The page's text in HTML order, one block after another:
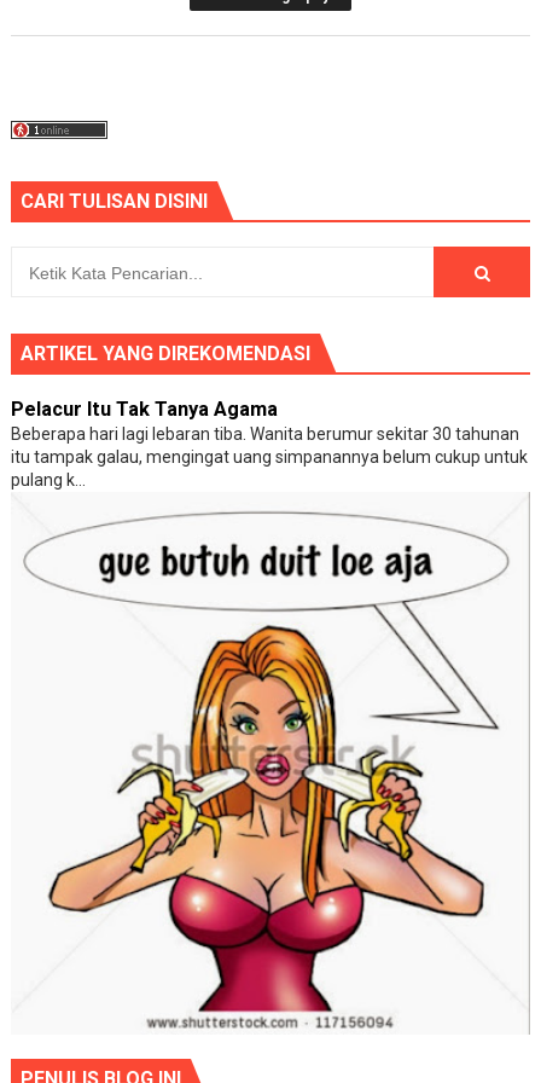
CARI TULISAN DISINI
ARTIKEL YANG DIREKOMENDASI
Pelacur Itu Tak Tanya Agama
Beberapa hari lagi lebaran tiba. Wanita berumur sekitar 30 tahunan
itu tampak galau, mengingat uang simpanannya belum cukup untuk
pulang k...